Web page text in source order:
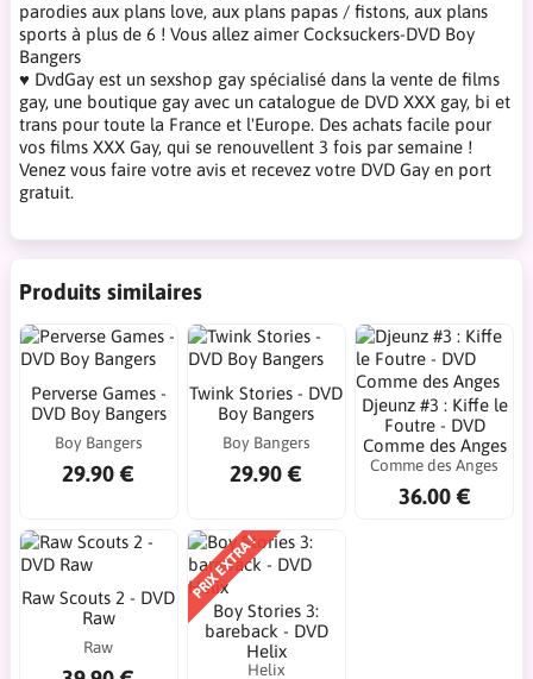
parodies aux plans love, aux plans papas / fistons, aux plans
sports à plus de 6 ! Vous allez aimer Cocksuckers-DVD Boy
Bangers
♥ DvdGay est un sexshop gay spécialisé dans la vente de films
gay, une boutique gay avec un catalogue de DVD XXX gay, bi et
trans pour toute la France et l'Europe. Des achats facile pour
vos films XXX Gay, qui se renouvellent 3 fois par semaine !
Venez vous faire votre avis et recevez votre DVD Gay en port
gratuit.
Produits similaires
Perverse Games -
DVD Boy Bangers
Boy Bangers
29.90 €
Twink Stories - DVD
Boy Bangers
Boy Bangers
29.90 €
Djeunz #3 : Kiffe le
Foutre - DVD
Comme des Anges
Comme des Anges
36.00 €
Raw Scouts 2 - DVD
Raw
Raw
PRIX EXTRA !
Boy Stories 3:
bareback - DVD
Helix
Helix